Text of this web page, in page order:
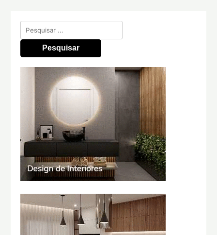
Pesquisar
por: